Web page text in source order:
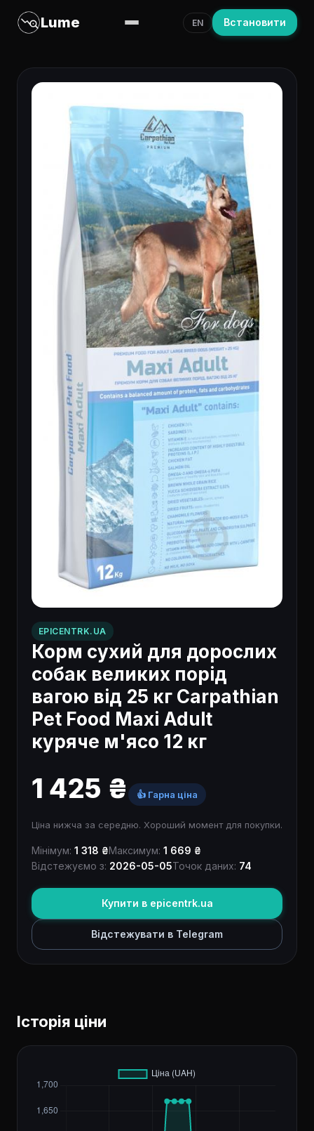
Lume EN Встановити
EPICENTRK.UA
Корм сухий для дорослих
собак великих порід
вагою від 25 кг Carpathian
Pet Food Maxi Adult
куряче м'ясо 12 кг
1 425 ₴ 👍 Гарна ціна
Ціна нижча за середню. Хороший момент для покупки.
Мінімум: 1 318 ₴Максимум: 1 669 ₴
Відстежуємо з: 2026-05-05Точок даних: 74
Купити в epicentrk.ua
Відстежувати в Telegram
Історія ціни